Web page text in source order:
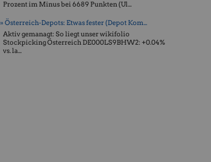
Prozent im Minus bei 6689 Punkten (Ul...
» Österreich-Depots: Etwas fester (Depot Kom...
Aktiv gemanagt: So liegt unser wikifolio
Stockpicking Öster­reich DE000LS9BHW2: +0.04%
vs. la...